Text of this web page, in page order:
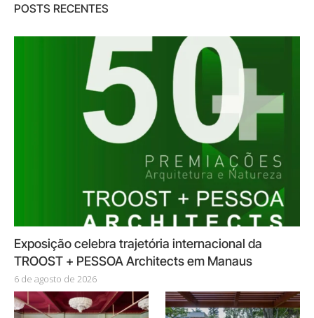
POSTS RECENTES
Exposição celebra trajetória internacional da
TROOST + PESSOA Architects em Manaus
6 de agosto de 2026